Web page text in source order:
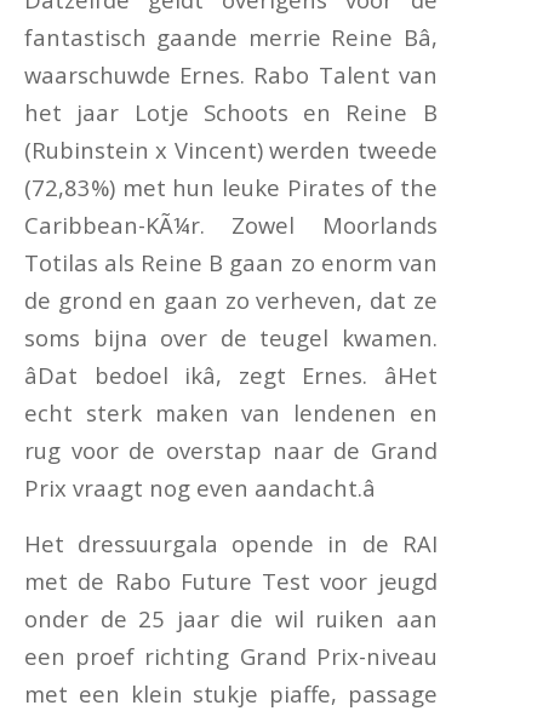
fantastisch gaande merrie Reine Bâ,
waarschuwde Ernes. Rabo Talent van
het jaar Lotje Schoots en Reine B
(Rubinstein x Vincent) werden tweede
(72,83%) met hun leuke Pirates of the
Caribbean-KÃ¼r. Zowel Moorlands
Totilas als Reine B gaan zo enorm van
de grond en gaan zo verheven, dat ze
soms bijna over de teugel kwamen.
âDat bedoel ikâ, zegt Ernes. âHet
echt sterk maken van lendenen en
rug voor de overstap naar de Grand
Prix vraagt nog even aandacht.â
Het dressuurgala opende in de RAI
met de Rabo Future Test voor jeugd
onder de 25 jaar die wil ruiken aan
een proef richting Grand Prix-niveau
met een klein stukje piaffe, passage